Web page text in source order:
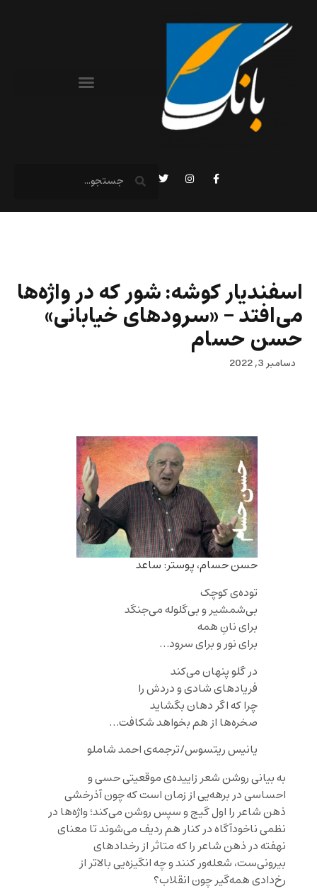
اسفندیار کوشه: شور که در واژه‌ها
می‌افتد – «سرودهای خیابانی»
حسن حسام
دسامبر 3, 2022
حسن حسام، پوستر: ساعد
توده‌ی کوچک
بی‌شمشیر و بی‌گلوله می‌جنگد
برای نانِ همه
برای نور و برای سرود…
در گلو پنهان می‌کند
فریادهای شادی و دردش را
چرا که اگر دهان بگشاید
صخره‌ها از هم بخواهد شکافت…
یانیس ریتسوس/ترجمه‌ی احمد شاملو
به بیانی روشن شعر زاییده‌ی موقعیتی حسی و
احساسی در برهه‌یی از زمان است که چون آذرخشی
ذهن شاعر را اول گیج و سپس روشن می‌کند؛ واژه‌ها در
نظمی ناخودآگاه در کنار هم ردیف می‌شوند تا معنای
نهفته در ذهن شاعر را که متاثر از رخدادهای
بیرونی‌ست، شعله‌ور کنند و چه انگیزه‌یی بالاتر از
رخ‌دادی همه‌گیر چون انقلاب؟